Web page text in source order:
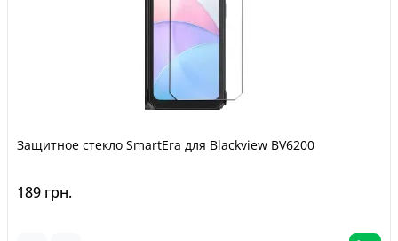
Защитное стекло SmartEra для Blackview BV6200
189 грн.